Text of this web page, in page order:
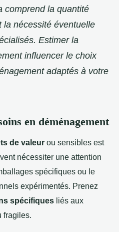
comprend la quantité
la nécessité éventuelle
Estimer la
influencer le choix
adaptés à votre
en déménagement
de valeur ou sensibles est
nécessiter une attention
spécifiques ou le
expérimentés. Prenez
spécifiques liés aux
fragiles.